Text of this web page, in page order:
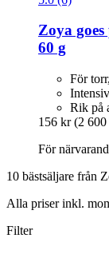
Zoya
60 g
För
Rik på
156 kr (2
För
10 bästsäljare från
Alla priser inkl.
Filter